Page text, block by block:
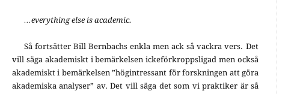
…everything else is academic.
Så fortsätter Bill Bernbachs enkla men ack så vackra vers. Det
vill säga akademiskt i bemärkelsen ickeförkroppsligad men också
akademiskt i bemärkelsen ”högintressant för forskningen att göra
akademiska analyser” av. Det vill säga det som vi praktiker är så